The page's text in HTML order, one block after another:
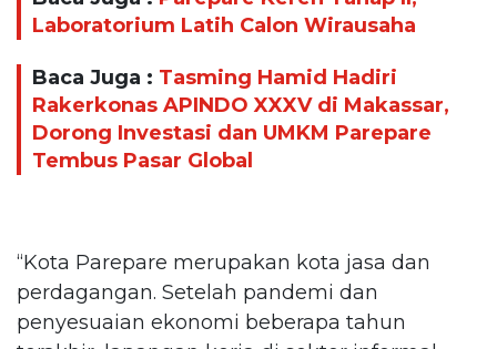
Laboratorium Latih Calon Wirausaha
Baca Juga : Tasming Hamid Hadiri
Rakerkonas APINDO XXXV di Makassar,
Dorong Investasi dan UMKM Parepare
Tembus Pasar Global
“Kota Parepare merupakan kota jasa dan
perdagangan. Setelah pandemi dan
penyesuaian ekonomi beberapa tahun